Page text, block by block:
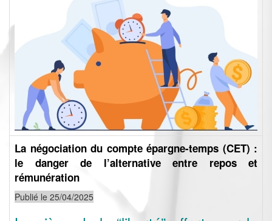
La négociation du compte épargne-temps (CET) :
le danger de l’alternative entre repos et
rémunération
Publié le 25/04/2025